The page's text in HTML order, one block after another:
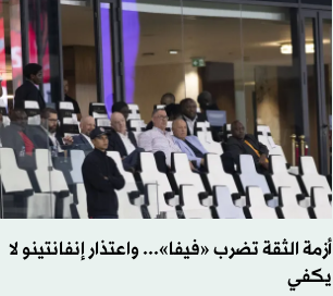
أزمة الثقة تضرب «فيفا»... واعتذار إنفانتينو لا
يكفي